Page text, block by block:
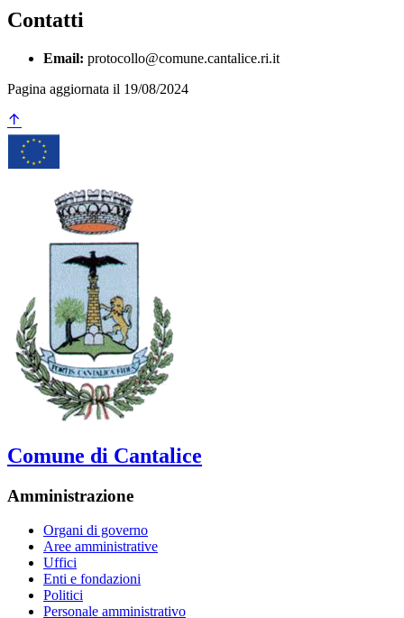
Contatti
Email: protocollo@comune.cantalice.ri.it
Pagina aggiornata il 19/08/2024
Comune di Cantalice
Amministrazione
Organi di governo
Aree amministrative
Uffici
Enti e fondazioni
Politici
Personale amministrativo